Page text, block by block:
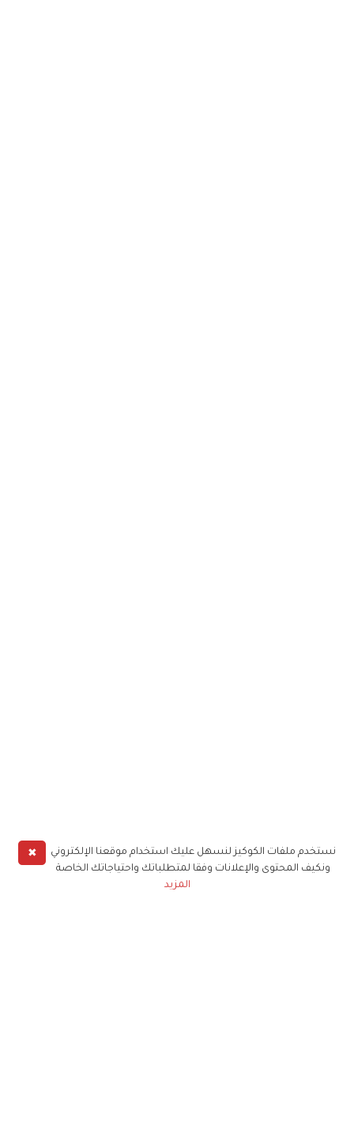
✖
نستخدم ملفات الكوكيز لنسهل عليك استخدام موقعنا الإلكتروني
ونكيف المحتوى والإعلانات وفقا لمتطلباتك واحتياجاتك الخاصة
المزيد